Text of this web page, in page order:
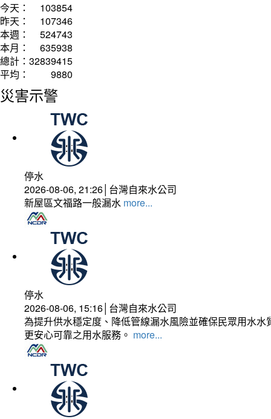
今天：
103854
昨天：
107346
本週：
524743
本月：
635938
總計： 32839415
平均：
9880
災害示警
停水
2026-08-06, 21:26│台灣自來水公司
新屋區文福路一般漏水 more...
停水
2026-08-06, 15:16│台灣自來水公司
為提升供水穩定度、降低管線漏水風險並確保民眾用水
更安心可靠之用水服務。 more...